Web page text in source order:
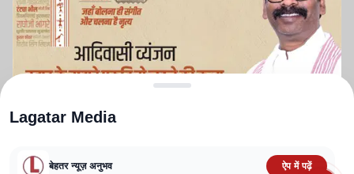
Lagatar Media
बेहतर न्यूज़ अनुभव ऐप में पढ़ें